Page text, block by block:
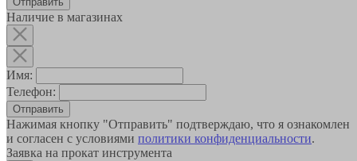
Наличие в магазинах
Имя:
Телефон:
Отправить
Нажимая кнопку "Отправить" подтверждаю, что я ознакомлен
и согласен с условиями политики конфиденциальности.
Заявка на прокат инструмента